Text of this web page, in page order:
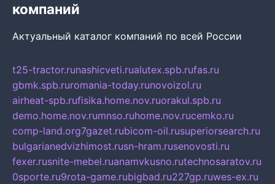
компаний
Актуальный каталог компаний по всей России
t25-tractor.runashicveti.rualutex.spb.rufas.ru
gbmk.spb.ruromania-today.runovoizol.ru
airheat-spb.rufisika.home.nov.ruorakul.spb.ru
demo.home.nov.rumnso.ruhome.nov.rucemko.ru
comp-land.org7gazet.rubicom-oil.rusuperiorsearch.ru
bulgarianedvizhimost.rusn-hram.rusenovosti.ru
fexer.rusnite-mebel.ruanamvkusno.rutechnosaratov.ru
0sporte.ru9rota-game.rubigbad.ru227gp.ruwes-ex.ru